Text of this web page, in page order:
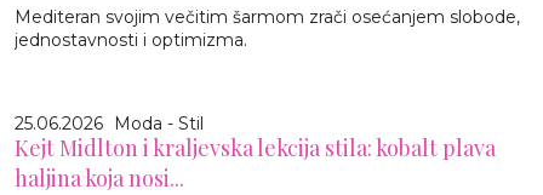
Mediteran svojim večitim šarmom zrači osećanjem slobode,
jednostavnosti i optimizma.
25.06.2026 Moda - Stil
Kejt Midlton i kraljevska lekcija stila: kobalt plava
haljina koja nosi...